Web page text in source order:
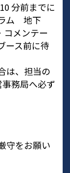
分前までに
ム 地下
メンテー
ース前に待
は、担当の
務局へ必ず
守をお願い